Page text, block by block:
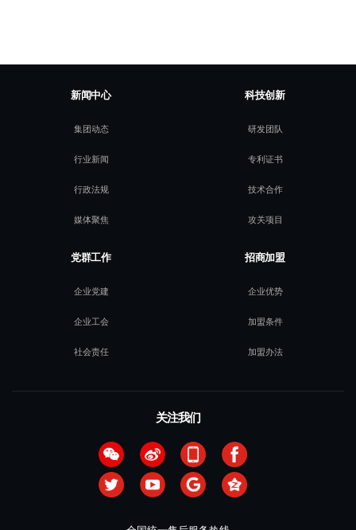
新闻中心
集团动态
行业新闻
行政法规
媒体聚焦
科技创新
研发团队
专利证书
技术合作
攻关项目
党群工作
企业党建
企业工会
社会责任
招商加盟
企业优势
加盟条件
加盟办法
关注我们